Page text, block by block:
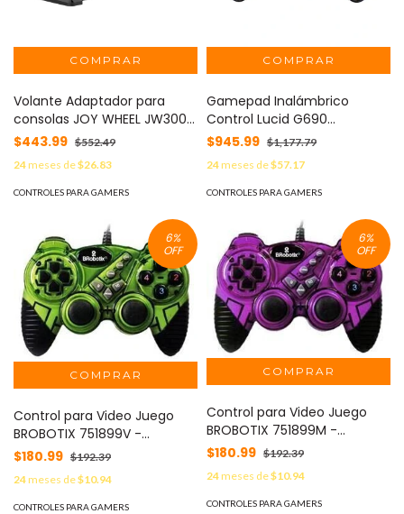
Volante Adaptador para
consolas JOY WHEEL JW300
BALAMRUSH Volante
Adaptador PS5 - Nintendo
Switch1 Nintendo Switch2
$443.99 $552.49
24meses de$26.83
CONTROLES PARA GAMERS
Gamepad Inalámbrico
Control Lucid G690
BALAMRUSH -
$945.99 $1,177.79
24meses de$57.17
CONTROLES PARA GAMERS
6%
OFF
Control para Video Juego
BROBOTIX 751899V -
Gamepad, PC,
Analógico/Digital, 10 botones,
Alámbrico
$180.99 $192.39
24meses de$10.94
CONTROLES PARA GAMERS
6%
OFF
Control para Video Juego
BROBOTIX 751899M -
Gamepad, PC,
Alámbrico
$180.99 $192.39
24meses de$10.94
CONTROLES PARA GAMERS